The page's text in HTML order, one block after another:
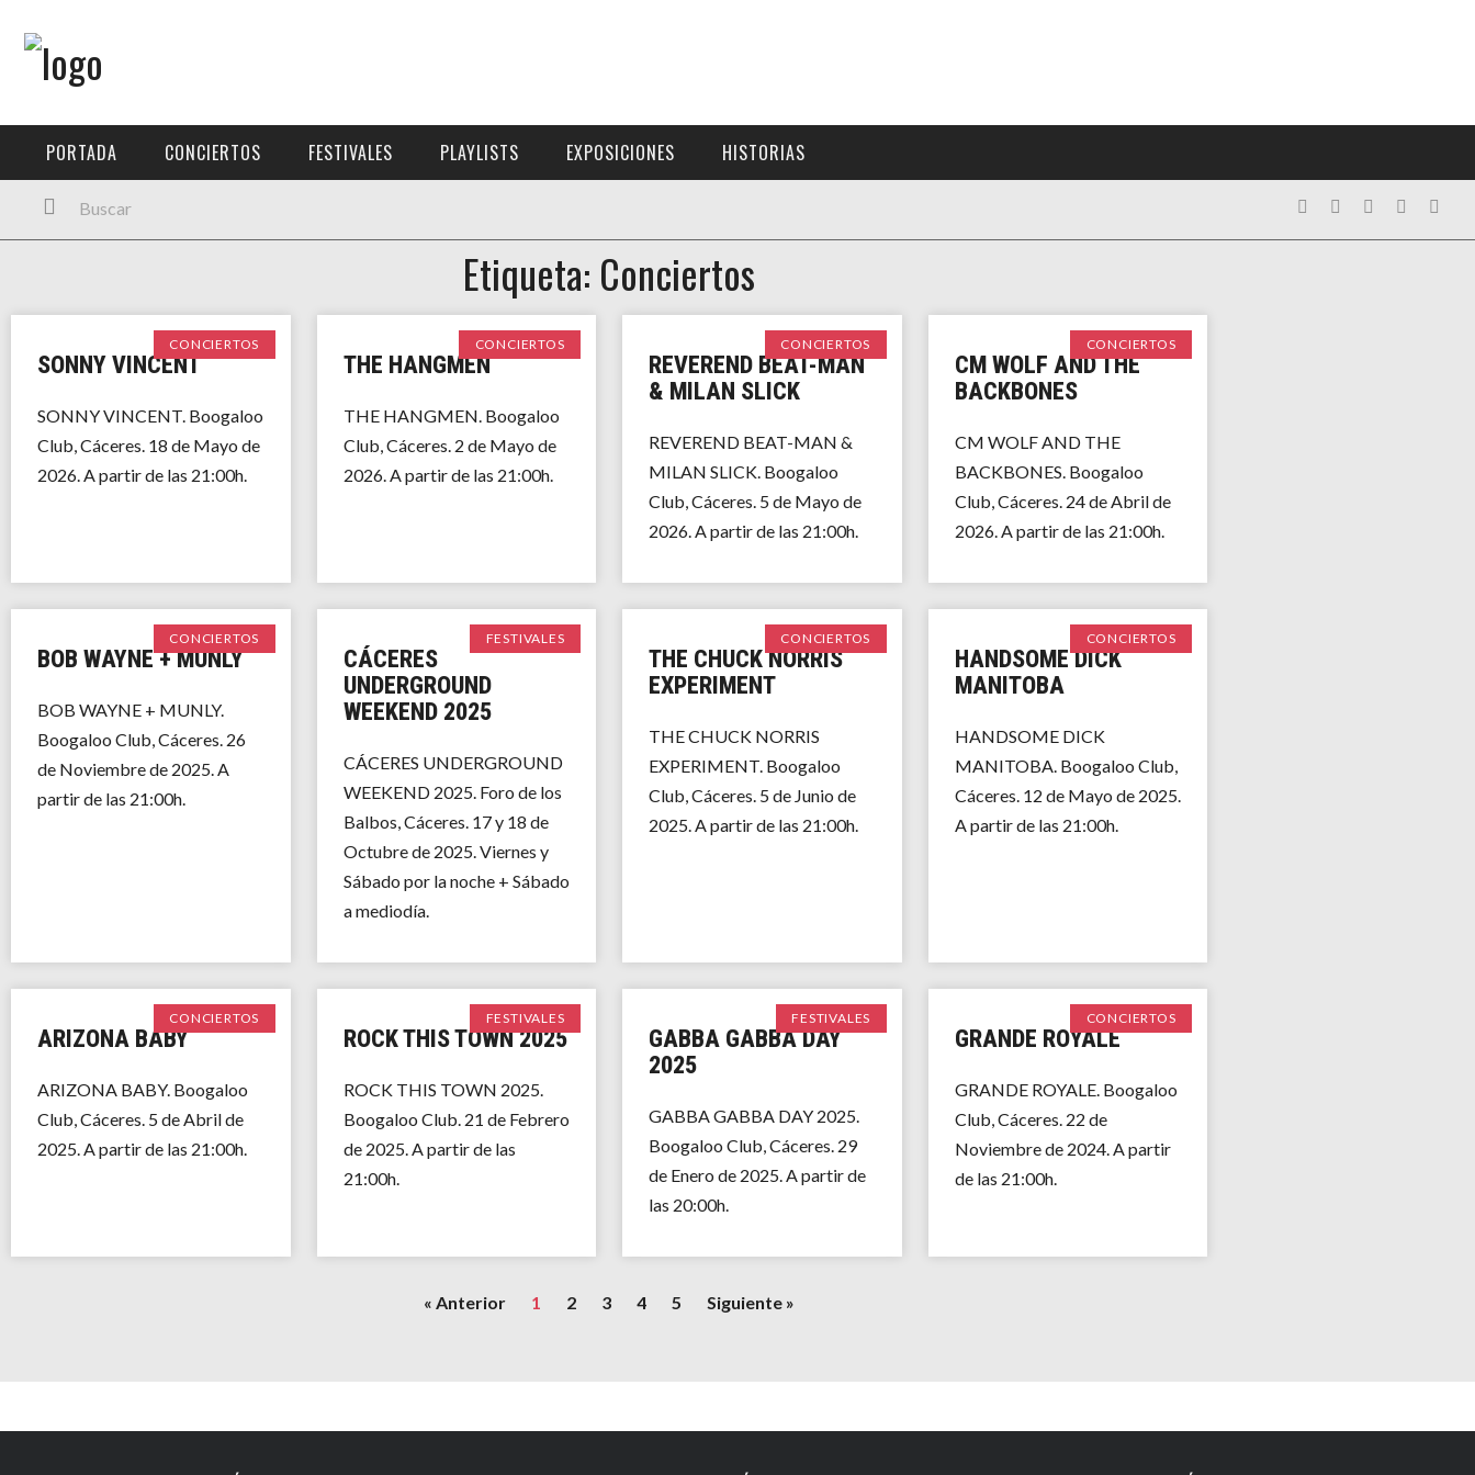
PORTADA
FESTIVALES
HISTORIAS
PORTADA CONCIERTOS FESTIVALES PLAYLISTS EXPOSICIONES HISTORIAS
Etiqueta: Conciertos
CONCIERTOS
SONNY VINCENT
SONNY VINCENT. Boogaloo
Club, Cáceres. 18 de Mayo de
2026. A partir de las 21:00h.
CONCIERTOS
THE HANGMEN
THE HANGMEN. Boogaloo
Club, Cáceres. 2 de Mayo de
2026. A partir de las 21:00h.
CONCIERTOS
REVEREND BEAT-MAN
& MILAN SLICK
REVEREND BEAT-MAN &
MILAN SLICK. Boogaloo
Club, Cáceres. 5 de Mayo de
2026. A partir de las 21:00h.
CONCIERTOS
CM WOLF AND THE
BACKBONES
CM WOLF AND THE
BACKBONES. Boogaloo
Club, Cáceres. 24 de Abril de
2026. A partir de las 21:00h.
CONCIERTOS
BOB WAYNE + MUNLY
BOB WAYNE + MUNLY.
Boogaloo Club, Cáceres. 26
de Noviembre de 2025. A
partir de las 21:00h.
FESTIVALES
CÁCERES
UNDERGROUND
WEEKEND 2025
CÁCERES UNDERGROUND
WEEKEND 2025. Foro de los
Balbos, Cáceres. 17 y 18 de
Octubre de 2025. Viernes y
Sábado por la noche + Sábado
a mediodía.
CONCIERTOS
THE CHUCK NORRIS
EXPERIMENT
THE CHUCK NORRIS
EXPERIMENT. Boogaloo
Club, Cáceres. 5 de Junio de
2025. A partir de las 21:00h.
CONCIERTOS
HANDSOME DICK
MANITOBA
HANDSOME DICK
MANITOBA. Boogaloo Club,
Cáceres. 12 de Mayo de 2025.
A partir de las 21:00h.
CONCIERTOS
ARIZONA BABY
ARIZONA BABY. Boogaloo
Club, Cáceres. 5 de Abril de
2025. A partir de las 21:00h.
FESTIVALES
ROCK THIS TOWN 2025
ROCK THIS TOWN 2025.
Boogaloo Club. 21 de Febrero
de 2025. A partir de las
21:00h.
FESTIVALES
GABBA GABBA DAY
2025
GABBA GABBA DAY 2025.
Boogaloo Club, Cáceres. 29
de Enero de 2025. A partir de
las 20:00h.
CONCIERTOS
GRANDE ROYALE
GRANDE ROYALE. Boogaloo
Club, Cáceres. 22 de
Noviembre de 2024. A partir
de las 21:00h.
« Anterior 1 2 3 4 5 Siguiente »